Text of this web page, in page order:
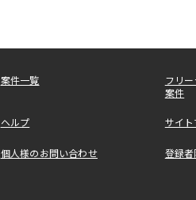
案件一覧
フリ
案件
ヘルプ サイ
個人様のお問い合わせ 登録者